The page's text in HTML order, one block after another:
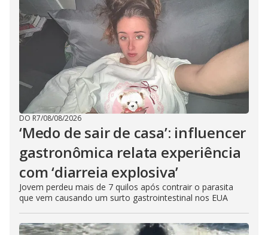
DO R7/08/08/2026
‘Medo de sair de casa’: influencer
gastronômica relata experiência
com ‘diarreia explosiva’
Jovem perdeu mais de 7 quilos após contrair o parasita
que vem causando um surto gastrointestinal nos EUA